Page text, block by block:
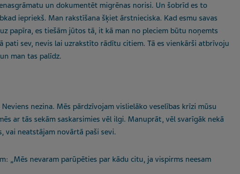
un dokumentēt migrēnas norisi. Un šobrīd es to
iepriekš. Man rakstīšana šķiet ārstnieciska. Kad esmu savas
papīra, es tiešām jūtos tā, it kā man no pleciem būtu noņemts
pati sev, nevis lai uzrakstīto rādītu citiem. Tā es vienkārši atbrīvoju
man tas palīdz.
nezina. Mēs pārdzīvojam vislielāko veselības krīzi mūsu
ar tās sekām saskarsimies vēl ilgi. Manuprāt, vēl svarīgāk nekā
vai neatstājam novārtā paši sevi.
„Mēs nevaram parūpēties par kādu citu, ja vispirms neesam